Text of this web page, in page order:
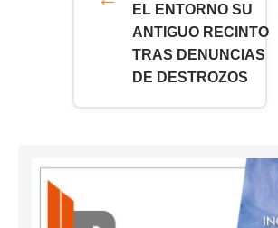
EL ENTORNO SU
ANTIGUO RECINTO
TRAS DENUNCIAS
DE DESTROZOS